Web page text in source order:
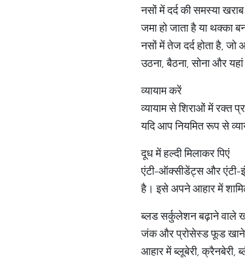
नसों में दर्द की समस्या
जमा हो जाता है या
नसों में तेज दर्द होता है,
उठना, बैठना, सोना और यहां
व्यायाम करें
व्यायाम से शिराओं में रक्त
यदि आप नियमित रूप से
दूध में हल्दी मिलाकर पिएं
एंटी-ऑक्सीडेंट्स और एंटी-
है। इसे अपने आहार में
ब्लड सर्कुलेशन बढ़ाने वाले
जंक और प्रोसेस्ड फूड खाने
आहार में ब्लूबेरी, क्रैनबेरी,